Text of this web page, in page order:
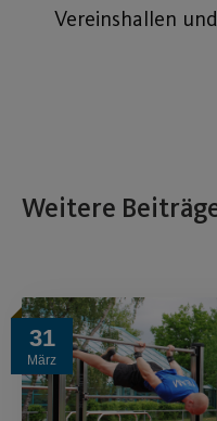
Vereinshallen
Weitere
31
März